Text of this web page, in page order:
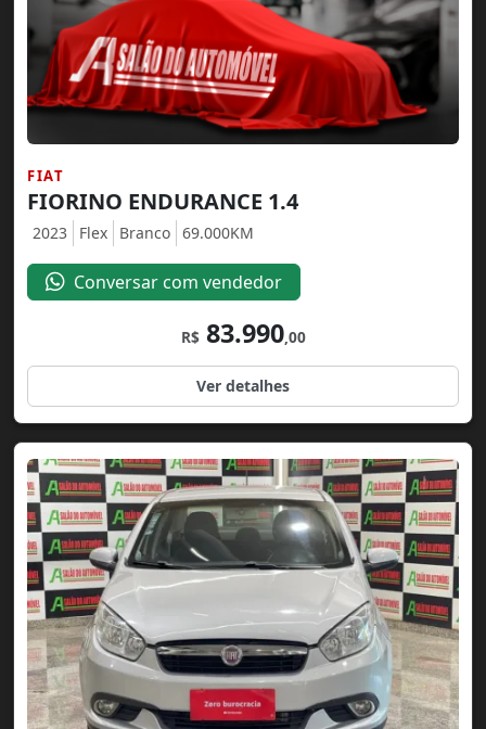
FIAT
FIORINO ENDURANCE 1.4
2023 Flex Branco 69.000KM
Conversar com vendedor
R$83.990,00
Ver detalhes